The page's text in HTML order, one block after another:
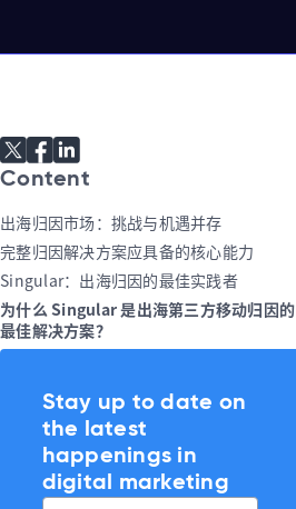
Share via Twitter
Share via Facebook
Share via Linkedin
Content
出海归因市场：挑战与机遇并存
完整归因解决方案应具备的核心能力
Singular：出海归因的最佳实践者
为什么 Singular 是出海第三方移动归因的
最佳解决方案？
Stay up to date on
the latest
happenings in
digital marketing